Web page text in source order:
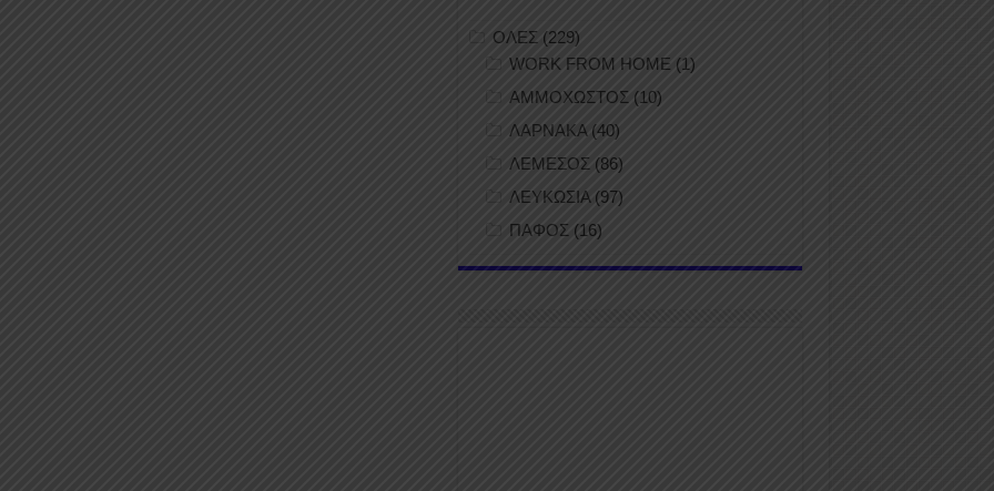
ΟΛΕΣ (229)
WORK FROM HOME (1)
ΑΜΜΟΧΩΣΤΟΣ (10)
ΛΑΡΝΑΚΑ (40)
ΛΕΜΕΣΟΣ (86)
ΛΕΥΚΩΣΙΑ(97)
ΠΑΦΟΣ (16)